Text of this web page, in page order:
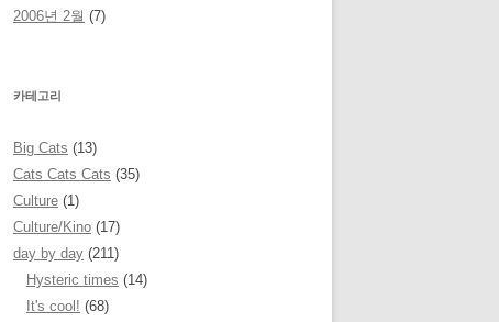
2006년 2월 (7)
카테고리
Big Cats (13)
Cats Cats Cats (35)
Culture (1)
Culture/Kino (17)
day by day (211)
Hysteric times (14)
It's cool! (68)